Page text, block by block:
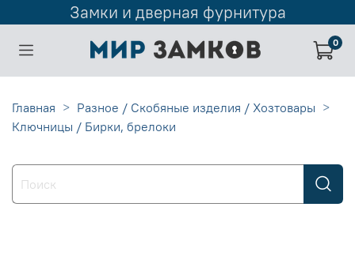
Замки и дверная фурнитура
0
Главная
Разное / Скобяные изделия / Хозтовары
Ключницы / Бирки, брелоки